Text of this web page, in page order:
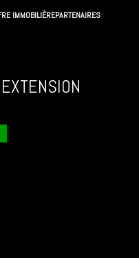
IMMOBILIÈREPARTENAIRES